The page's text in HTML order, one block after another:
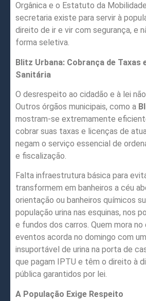
Orgânica e o Estatuto da
secretaria existe para servir à
direito de ir e vir com segurança, e
forma seletiva.
Blitz Urbana: Cobrança de Taxas
Sanitária
O desrespeito ao cidadão e à lei
Outros órgãos municipais, como a
mostram-se extremamente
cobrar suas taxas e licenças de
negam o serviço essencial de
e fiscalização.
Falta infraestrutura básica para
transformem em banheiros a céu
orientação ou banheiros químicos
população urina nas esquinas, nos
e fundos dos carros. Quem mora
eventos acorda no domingo com
insuportável de urina na porta de
que pagam IPTU e têm o direito à
pública garantidos por lei.
A População Exige Respeito